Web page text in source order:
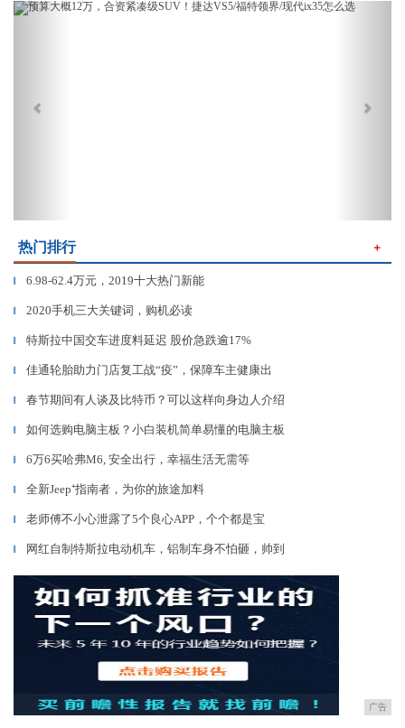
Previous
热门排行 ＋
▎ 6.98-62.4万元，2019十大热门新能
▎ 2020手机三大关键词，购机必读
▎ 特斯拉中国交车进度料延迟 股价急跌逾17%
▎ 佳通轮胎助力门店复工战“疫”，保障车主健康出
▎ 春节期间有人谈及比特币？可以这样向身边人介绍
▎ 如何选购电脑主板？小白装机简单易懂的电脑主板
▎ 6万6买哈弗M6, 安全出行，幸福生活无需等
▎ 全新Jeep⁺指南者，为你的旅途加料
▎ 老师傅不小心泄露了5个良心APP，个个都是宝
▎ 网红自制特斯拉电动机车，铝制车身不怕砸，帅到
广告